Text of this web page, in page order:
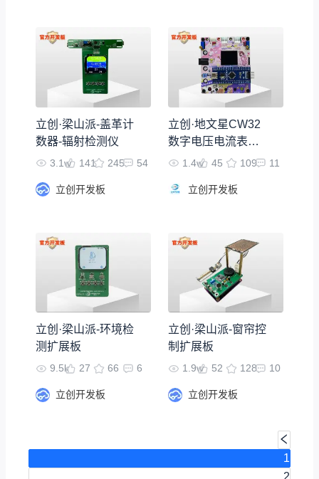
立创·梁山派-盖革计
数器-辐射检测仪
3.1w 141 245 54
立创开发板
立创·地文星CW32
数字电压电流表扩
展板1.4w 45 109 11
立创开发板
立创·梁山派-环境检
测扩展板
9.5k 27 66 6
立创开发板
立创·梁山派-窗帘控
制扩展板
1.9w 52 128 10
立创开发板
1